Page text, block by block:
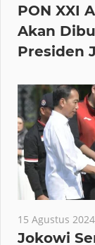
PON XXI
Akan
Presiden
15 Agustus 2024
Jokowi